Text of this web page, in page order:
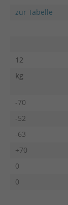
zur Tabelle
12
kg
-70
-52
-63
+70
0
0